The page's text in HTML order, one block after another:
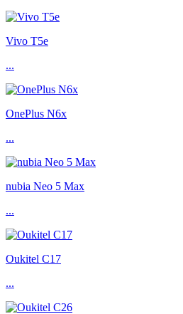
Vivo T5e
...
OnePlus N6x
...
nubia Neo 5 Max
...
Oukitel C17
...